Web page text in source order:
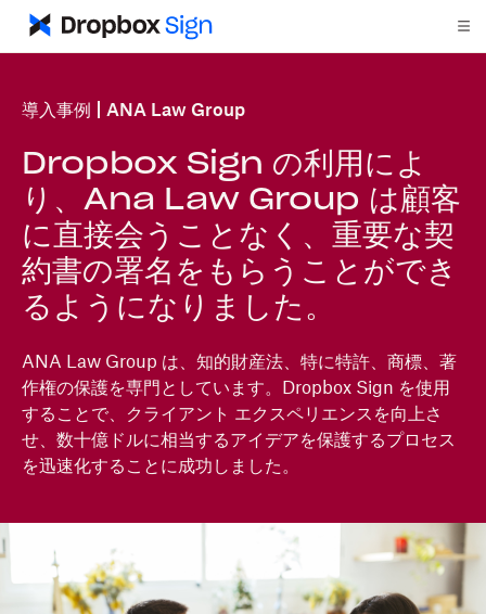
導入事例 ANA Law Group
Dropbox Sign の利用によ
り、Ana Law Group は顧客
に直接会うことなく、重要な契
約書の署名をもらうことができ
るようになりました。
ANA Law Group は、知的財産法、特に特許、商標、著
作権の保護を専門としています。Dropbox Sign を使用
することで、クライアント エクスペリエンスを向上さ
せ、数十億ドルに相当するアイデアを保護するプロセス
を迅速化することに成功しました。